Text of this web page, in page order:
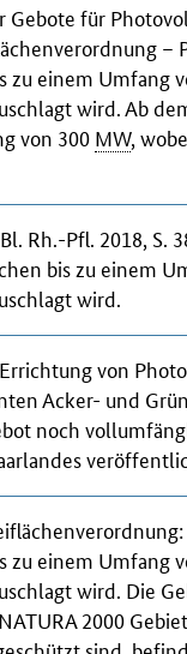
Gebote für
–
zu einem Umfang
wird. Ab
von 300 MW,
Rh.-Pfl. 2018, S.
bis zu einem
wird.
von
Acker- und
noch
zu einem Umfang
wird. Die
2000